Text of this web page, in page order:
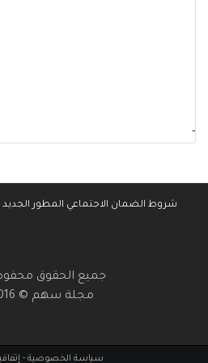
-
شروط الضمان الاجتماعي المطور الجديد
جميع الحقوق
مجلة سهم © 2016-2026
سياسة الخصوصية -